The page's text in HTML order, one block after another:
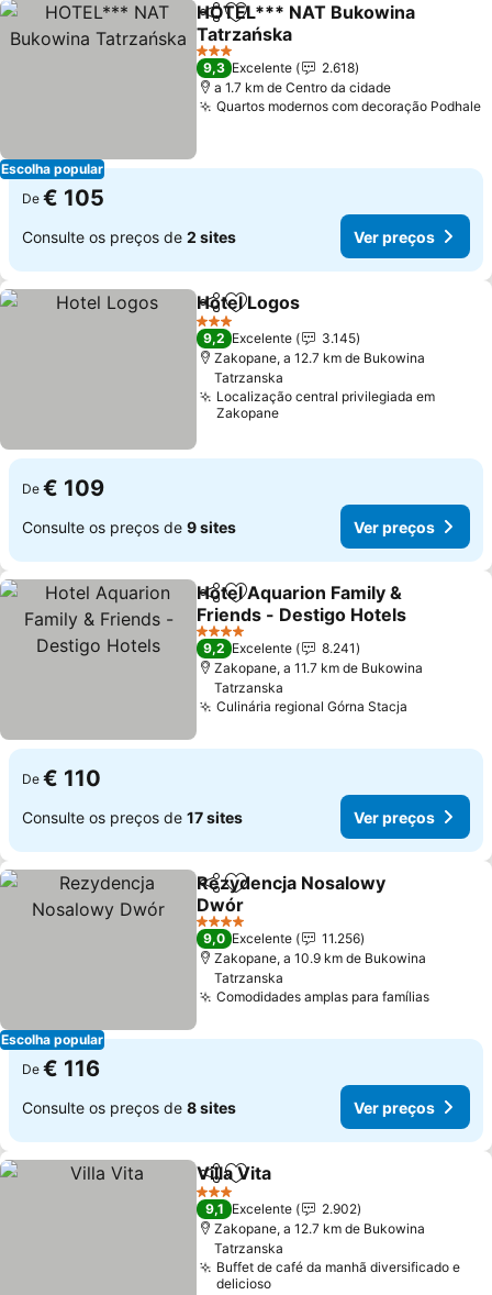
Escolha popular
PartilharAdicionar aos favoritos
HOTEL*** NAT Bukowina
Tatrzańska
3 Estrelas
9,3 Excelente
2.618
a 1.7 km de Centro da cidade
Quartos modernos com decoração Podhale
De € 105
Consulte os preços de 2 sites Ver preços
PartilharAdicionar aos favoritos
Hotel Logos
3 Estrelas
9,2 Excelente
3.145
Zakopane, a 12.7 km de Bukowina
Tatrzanska
Localização central privilegiada em
Zakopane
De € 109
Consulte os preços de 9 sites Ver preços
PartilharAdicionar aos favoritos
Hotel Aquarion Family &
Friends - Destigo Hotels
4 Estrelas
9,2 Excelente
8.241
Zakopane, a 11.7 km de Bukowina
Tatrzanska
Culinária regional Górna Stacja
De € 110
Consulte os preços de 17 sites Ver preços
Escolha popular
PartilharAdicionar aos favoritos
Rezydencja Nosalowy
Dwór
4 Estrelas
9,0 Excelente
11.256
Zakopane, a 10.9 km de Bukowina
Tatrzanska
Comodidades amplas para famílias
De € 116
Consulte os preços de 8 sites Ver preços
PartilharAdicionar aos favoritos
Villa Vita
3 Estrelas
9,1 Excelente
2.902
Zakopane, a 12.7 km de Bukowina
Tatrzanska
Buffet de café da manhã diversificado e
delicioso